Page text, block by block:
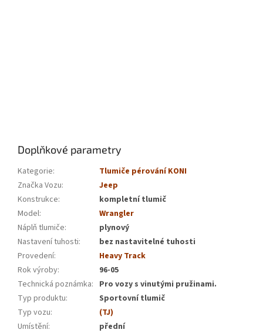
Doplňkové parametry
Kategorie:
Tlumiče pérování KONI
Značka Vozu:
Jeep
Konstrukce:
kompletní tlumič
Model:
Wrangler
Náplň tlumiče:
plynový
Nastavení tuhosti:
bez nastavitelné tuhosti
Provedení:
Heavy Track
Rok výroby:
96-05
Technická poznámka: Pro vozy s vinutými pružinami.
Typ produktu:
Sportovní tlumič
Typ vozu:
(TJ)
Umístění: přední